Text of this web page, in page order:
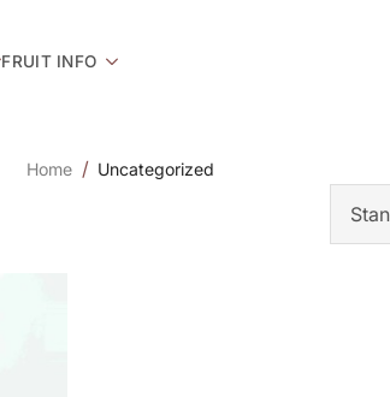
FRUIT INFO
Home Uncategorized